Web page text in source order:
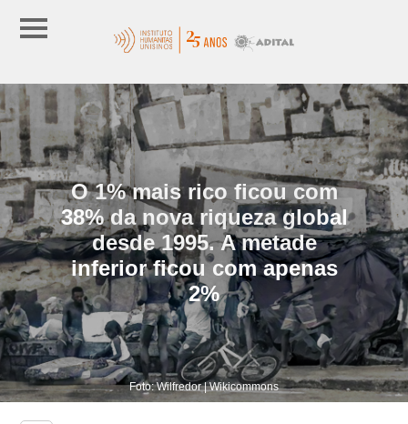
O 1% mais rico ficou com
38% da nova riqueza global
desde 1995. A metade
inferior ficou com apenas
2%
Foto: Wilfredor | Wikicommons